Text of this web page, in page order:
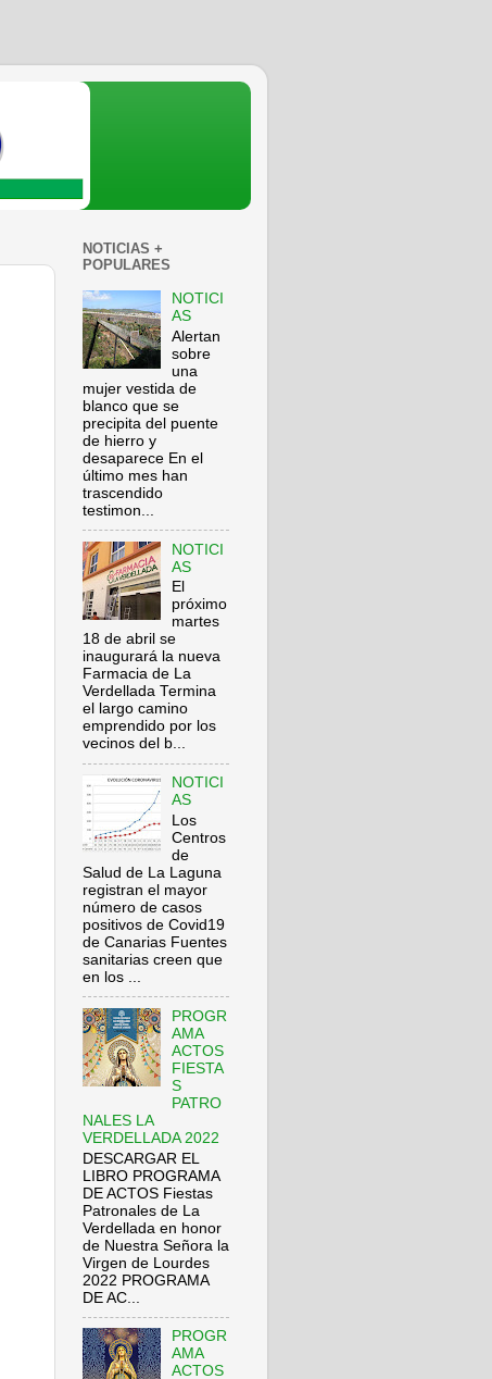
NOTICIAS +
POPULARES
NOTICI
AS
Alertan
sobre
una
mujer vestida de
blanco que se
precipita del puente
de hierro y
desaparece En el
último mes han
trascendido
testimon...
NOTICI
AS
El
próximo
martes
18 de abril se
inaugurará la nueva
Farmacia de La
Verdellada Termina
el largo camino
emprendido por los
vecinos del b...
NOTICI
AS
Los
Centros
de
Salud de La Laguna
registran el mayor
número de casos
positivos de Covid19
de Canarias Fuentes
sanitarias creen que
en los ...
PROGR
AMA
ACTOS
FIESTA
S
PATRO
NALES LA
VERDELLADA 2022
DESCARGAR EL
LIBRO PROGRAMA
DE ACTOS Fiestas
Patronales de La
Verdellada en honor
de Nuestra Señora la
Virgen de Lourdes
2022 PROGRAMA
DE AC...
PROGR
AMA
ACTOS